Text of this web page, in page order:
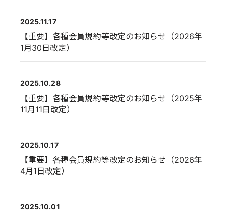
2025.11.17
【重要】各種会員規約等改定のお知らせ（2026年
1月30日改定）
2025.10.28
【重要】各種会員規約等改定のお知らせ（2025年
11月11日改定）
2025.10.17
【重要】各種会員規約等改定のお知らせ（2026年
4月1日改定）
2025.10.01